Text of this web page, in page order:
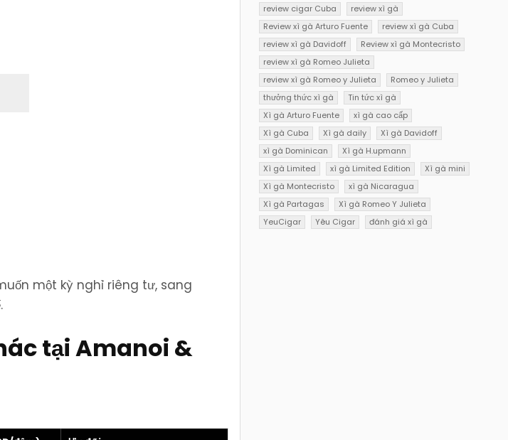
một kỳ nghỉ riêng tư, sang
tại Amanoi &
review cigar Cuba
review xì gà
Review xì gà Arturo Fuente
review xì gà Cuba
review xì gà Davidoff
Review xì gà Montecristo
review xì gà Romeo Julieta
review xì gà Romeo y Julieta
Romeo y Julieta
thưởng thức xì gà
Tin tức xì gà
Xì gà Arturo Fuente
xì gà cao cấp
Xì gà Cuba
Xì gà daily
Xì gà Davidoff
xì gà Dominican
Xì gà H.upmann
Xì gà Limited
xì gà Limited Edition
Xì gà mini
Xì gà Montecristo
xì gà Nicaragua
Xì gà Partagas
Xì gà Romeo Y Julieta
YeuCigar
Yêu Cigar đánh giá xì gà